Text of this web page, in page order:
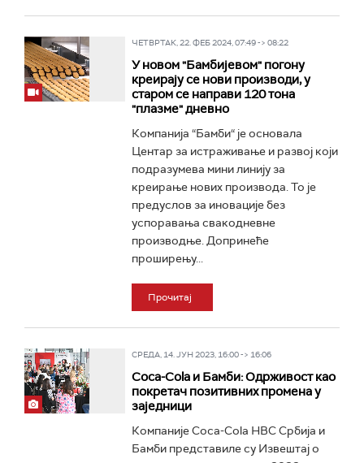
ЧЕТВРТАК, 22. ФЕБ 2024, 07:49 -> 08:22
У новом "Бамбијевом" погону
креирају се нови производи, у
старом се направи 120 тона
"плазме" дневно
Компанија “Бамби“ је основала
Центар за истраживање и развој који
подразумева мини линију за
креирање нових производа. То је
предуслов за иновације без
успоравања свакодневне
производње. Допринеће
проширењу...
Прочитај
СРЕДА, 14. ЈУН 2023, 16:00 -> 16:06
Coca-Cola и Бамби: Одрживост као
покретач позитивних промена у
заједници
Компаније Coca-Cola HBC Србија и
Бамби представиле су Извештај о